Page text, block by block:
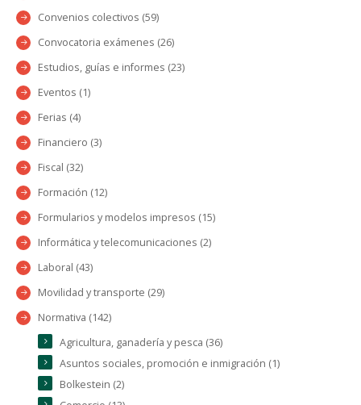
Convenios colectivos (59)
Convocatoria exámenes (26)
Estudios, guías e informes (23)
Eventos (1)
Ferias (4)
Financiero (3)
Fiscal (32)
Formación (12)
Formularios y modelos impresos (15)
Informática y telecomunicaciones (2)
Laboral (43)
Movilidad y transporte (29)
Normativa (142)
Agricultura, ganadería y pesca (36)
Asuntos sociales, promoción e inmigración (1)
Bolkestein (2)